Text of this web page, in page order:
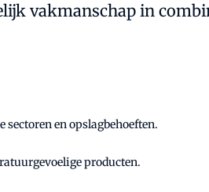
vakmanschap in
en opslagbehoeften.
producten.